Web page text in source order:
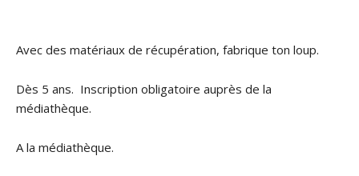
Avec des matériaux de récupération, fabrique ton loup.
Dès 5 ans. Inscription obligatoire auprès de la
médiathèque.
A la médiathèque.